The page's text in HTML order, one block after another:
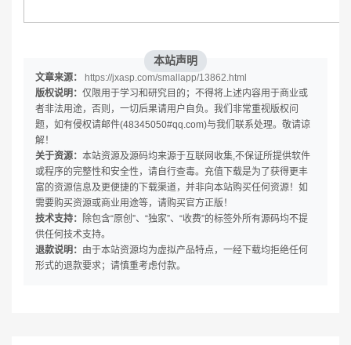
本站声明
文章来源：
https://jxasp.com/smallapp/13862.html
版权说明： 仅限用于学习和研究目的；不得将上述内容用于商业或
者非法用途，否则，一切后果请用户自负。我们非常重视版权问
题，如有侵权请邮件(48345050#qq.com)与我们联系处理。敬请谅
解！
关于资源： 本站资源及源码均来源于互联网收集,不保证所提供软件
或程序的完整性和安全性，请自行查毒。充值下载是为了获得更丰
富的资源信息及更便捷的下载渠道，并非向本站购买任何资源！如
需要购买资源或商业用途等，请购买官方正版！
技术支持：
除包含“原创”、“独家”、“收费”的标签外所有源码均不提
供任何技术支持。
退款说明： 由于本站资源均为虚拟产品特点，一经下载均拒绝任何
形式的退款要求；请慎重考虑付款。